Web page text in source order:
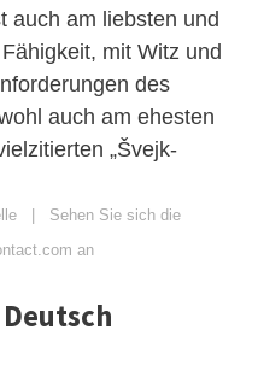
auch am liebsten und
mit Witz und
des
auch am ehesten
„Švejk-
| Sehen Sie sich die
an